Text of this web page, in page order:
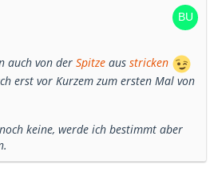
auch von der Spitze aus stricken
erst vor Kurzem zum ersten Mal von
keine, werde ich bestimmt aber